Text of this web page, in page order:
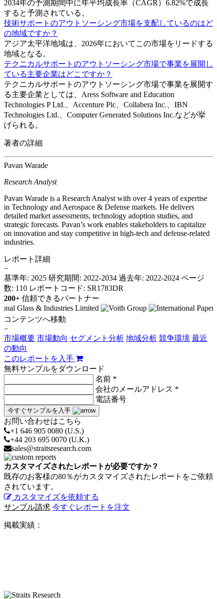
2034年の予測期間中に年平均成長率（CAGR）6.82%で成長
すると予測されている。
技術サポートのアウトソーシング市場を支配しているのはど
の地域ですか？
アジア太平洋地域は、2026年においてこの市場をリードする
地域となる。
テクニカルサポートのアウトソーシング市場で事業を展開し
ている主要企業はどこですか？
テクニカルサポートのアウトソーシング市場で事業を展開す
る主要企業としては、Aress Software and Education
Technologies P Ltd.、Accenture Plc、Collabera Inc.、IBN
Technologies Ltd.、Computer Generated Solutions Inc.などが挙
げられる。
著者の詳細
Pavan Warade
Research Analyst
Pavan Warade is a Research Analyst with over 4 years of expertise
in Technology and Aerospace & Defense markets. He delivers
detailed market assessments, technology adoption studies, and
strategic forecasts. Pavan’s work enables stakeholders to capitalize
on innovation and stay competitive in high-tech and defense-related
industries.
レポート詳細
−
基準年: 2025 研究期間: 2022-2034 過去年: 2022-2024 ページ
数: 110 レポートコード: SR1783DR
200+ 信頼できるパートナー
コンテンツへ移動
−
市場概要 市場動向 セグメント分析 地域分析 競争環境 最近
の動向
このレポートを入手
無料サンプルをダウンロード
名前 *
会社のメールアドレス *
電話番号
今すぐサンプルを入手
お問い合わせはこちら
+1 646 905 0080 (U.S.)
+44 203 695 0070 (U.K.)
sales@straitsresearch.com
カスタマイズされたレポートが必要ですか？
既存のお客様の80％がカスタマイズされたレポートをご依頼
されています。
カスタマイズを依頼する
サンプル請求 今すぐレポートを注文
掲載実績：